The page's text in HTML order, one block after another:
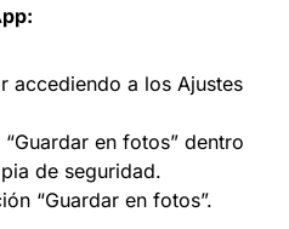
accediendo a los Ajustes
en fotos” dentro
de seguridad.
“Guardar en fotos”.